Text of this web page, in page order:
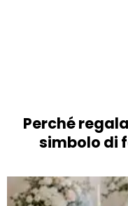
Perché
simbolo di